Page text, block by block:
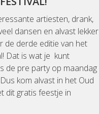
artiesten, drank,
dansen en alvast lekker
de derde editie van het
Dat is wat je kunt
de pre party op maandag
kom alvast in het Oud
dit gratis feestje in